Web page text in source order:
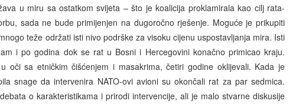
u miru sa ostatkom svijeta – što je koalicija proklamirala kao cilj rata-
sada ne bude primijenjen na dugoročno rješenje. Moguće je prikupiti
teže održati isti nivo podrške za visoku cijenu uspostavljanja mira. Isti
i po godina dok se rat u Bosni i Hercegovini konačno primicao kraju.
oči sa etničkim čišćenjem i masakrima, četiri godine oklijevali. Kada je
snage da intervenira NATO-ovi avioni su okončali rat za par sedmica.
o karakteristikama i prirodi intervencije, ali je malo stvarne diskusije